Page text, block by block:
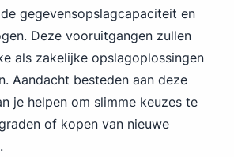
gegevensopslagcapaciteit en
Deze vooruitgangen zullen
als zakelijke opslagoplossingen
Aandacht besteden aan deze
je helpen om slimme keuzes te
of kopen van nieuwe